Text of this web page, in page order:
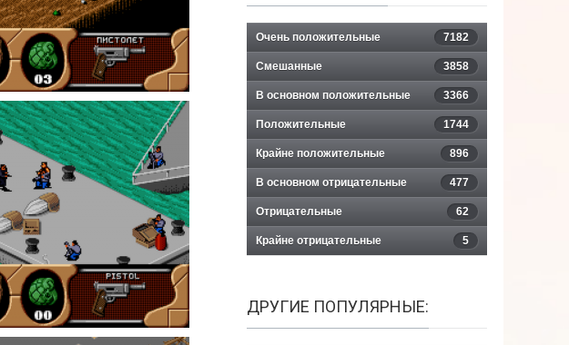
Очень положительные 7182
Смешанные 3858
В основном положительные 3366
Положительные 1744
Крайне положительные 896
В основном отрицательные 477
Отрицательные 62
Крайне отрицательные 5
ДРУГИЕ ПОПУЛЯРНЫЕ: